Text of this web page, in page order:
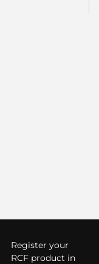
Register your
RCF product in